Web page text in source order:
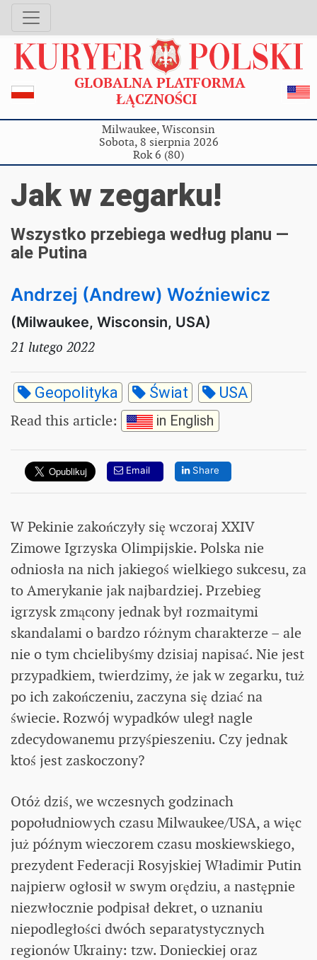
GLOBALNA PLATFORMA
ŁĄCZNOŚCI
Milwaukee, Wisconsin
Sobota, 8 sierpnia 2026
Rok 6 (80)
Jak w zegarku!
Wszystko przebiega według planu —
ale Putina
Andrzej (Andrew) Woźniewicz
(Milwaukee, Wisconsin, USA)
21 lutego 2022
Geopolityka Świat USA
Read this article: in English
Email Share
W Pekinie zakończyły się wczoraj XXIV
Zimowe Igrzyska Olimpijskie. Polska nie
odniosła na nich jakiegoś wielkiego sukcesu, za
to Amerykanie jak najbardziej. Przebieg
igrzysk zmącony jednak był rozmaitymi
skandalami o bardzo różnym charakterze – ale
nie o tym chcielibyśmy dzisiaj napisać. Nie jest
przypadkiem, twierdzimy, że jak w zegarku, tuż
po ich zakończeniu, zaczyna się dziać na
świecie. Rozwój wypadków uległ nagle
zdecydowanemu przyśpieszeniu. Czy jednak
ktoś jest zaskoczony?
Otóż dziś, we wczesnych godzinach
popołudniowych czasu Milwaukee/USA, a więc
już późnym wieczorem czasu moskiewskiego,
prezydent Federacji Rosyjskiej Władimir Putin
najpierw ogłosił w swym orędziu, a następnie
niezwłocznie podpisał dekret, o uznaniu
niepodległości dwóch separatystycznych
regionów Ukrainy: tzw. Donieckiej oraz